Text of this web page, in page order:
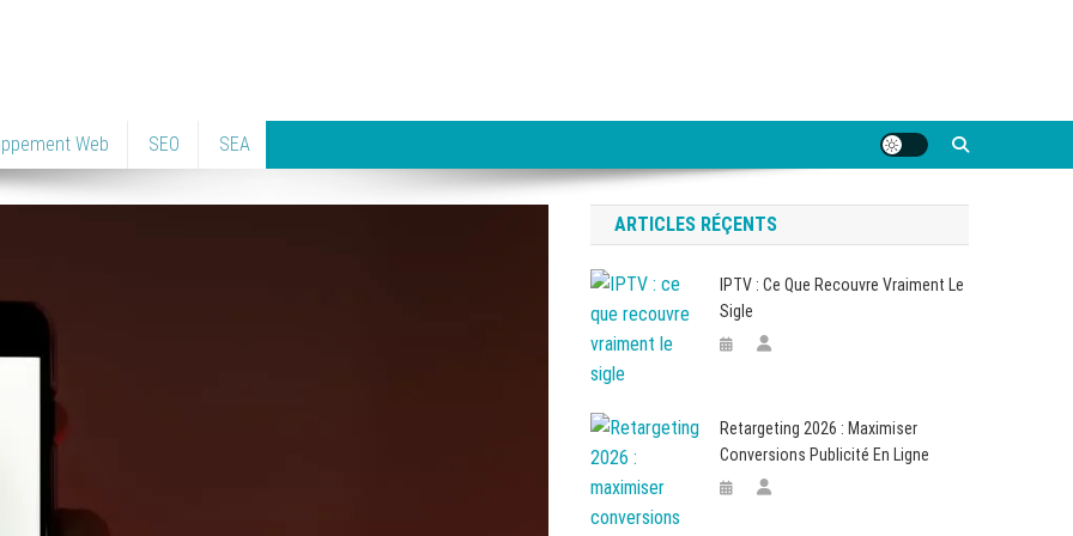
Web SEO SEA
ARTICLES RÉÇENTS
IPTV : Ce Que Recouvre Vraiment Le
Sigle
Retargeting 2026 : Maximiser
Conversions Publicité En Ligne